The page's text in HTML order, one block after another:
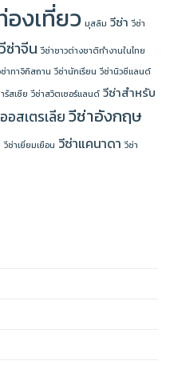
องเที่ยว มุสลิม วีซ่า วีซ่า
วีซ่าจีน วีซ่าชาวต่างชาติทำงานในไทย
าทาจิกิสถาน วีซ่านักเรียน วีซ่านิวซีแลนด์
รัสเซีย วีซ่าสวิตเซอร์แลนด์ วีซ่าสำหรับ
อสเตรเลียวีซ่าอังกฤษ
วีซ่าเยี่ยมเยือน วีซ่าแคนาดา วีซ่า